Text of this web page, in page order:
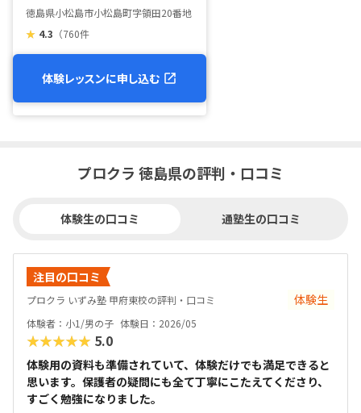
徳島県小松島市小松島町字領田20番地
★ 4.3 （760件
体験レッスンに申し込む
プロクラ 徳島県の評判・口コミ
体験生の口コミ 通塾生の口コミ
注目の口コミ
プロクラ いずみ塾 甲府東校の評判・口コミ 体験生
体験者：小1/男の子 体験日：2026/05
★★★★★ 5.0
体験用の資料も準備されていて、体験だけでも満足できると
思います。保護者の疑問にも全て丁寧にこたえてくださり、
すごく勉強になりました。